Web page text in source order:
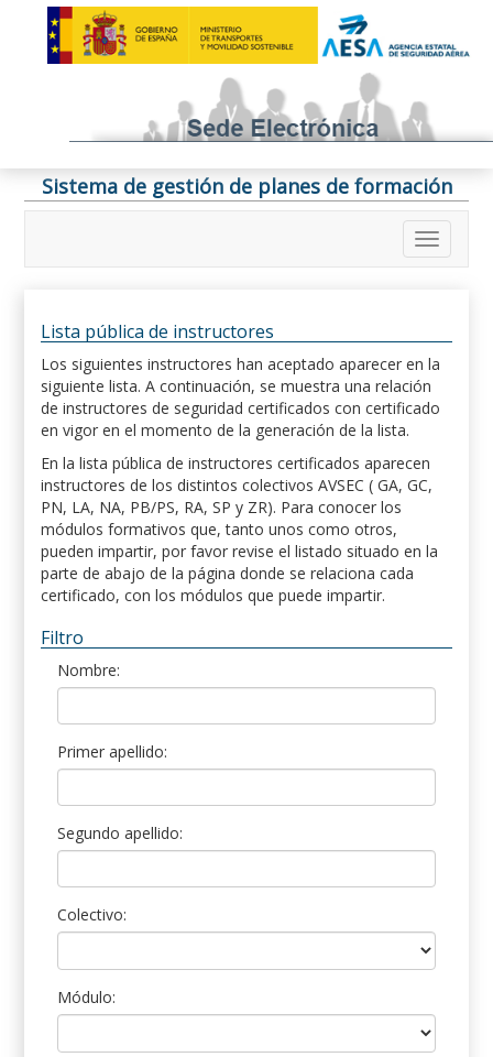
Sistema de gestión de planes de formación
Lista pública de instructores
Los siguientes instructores han aceptado aparecer en la
siguiente lista. A continuación, se muestra una relación
de instructores de seguridad certificados con certificado
en vigor en el momento de la generación de la lista.
En la lista pública de instructores certificados aparecen
instructores de los distintos colectivos AVSEC ( GA, GC,
PN, LA, NA, PB/PS, RA, SP y ZR). Para conocer los
módulos formativos que, tanto unos como otros,
pueden impartir, por favor revise el listado situado en la
parte de abajo de la página donde se relaciona cada
certificado, con los módulos que puede impartir.
Filtro
Nombre:
Primer apellido:
Segundo apellido:
Colectivo:
Módulo: